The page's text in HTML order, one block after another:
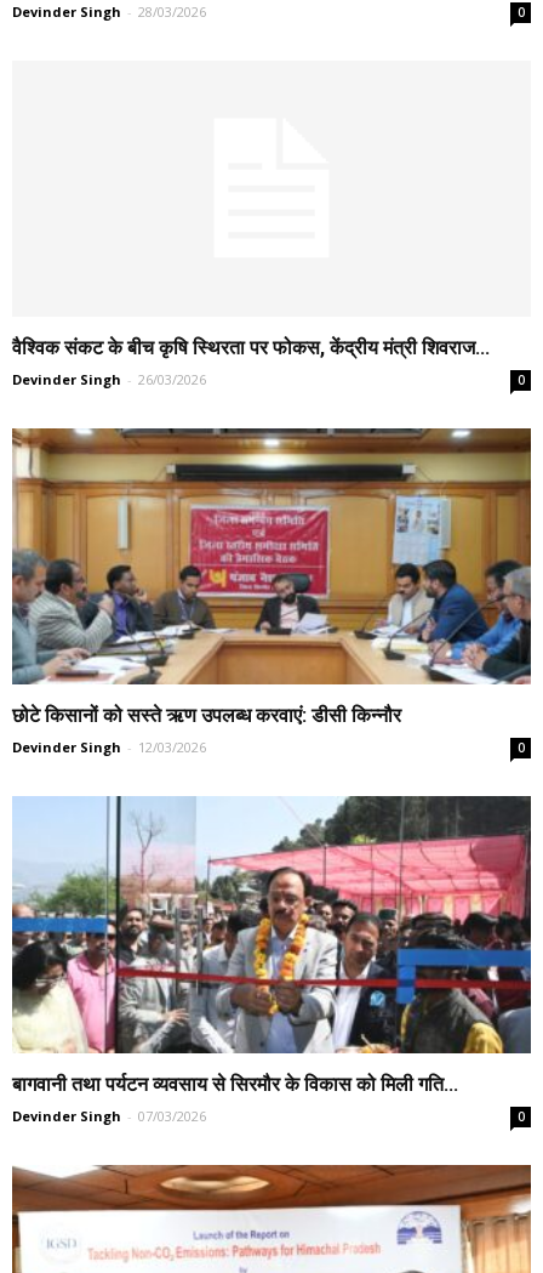
Devinder Singh - 28/03/2026 0
वैश्विक संकट के बीच कृषि स्थिरता पर फोकस, केंद्रीय मंत्री शिवराज...
Devinder Singh - 26/03/2026 0
छोटे किसानों को सस्ते ऋण उपलब्ध करवाएं: डीसी किन्नौर
Devinder Singh - 12/03/2026 0
बागवानी तथा पर्यटन व्यवसाय से सिरमौर के विकास को मिली गति...
Devinder Singh - 07/03/2026 0